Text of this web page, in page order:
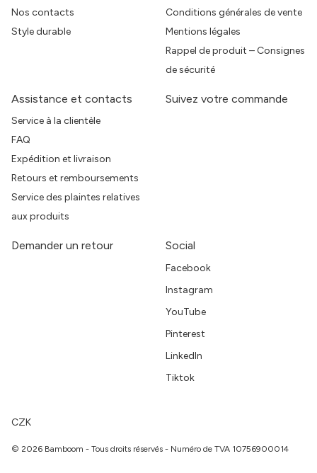
Nos contacts
Style durable
Conditions générales de vente
Mentions légales
Rappel de produit – Consignes
de sécurité
Assistance et contacts
Service à la clientèle
FAQ
Expédition et livraison
Retours et remboursements
Service des plaintes relatives
aux produits
Suivez votre commande
Demander un retour Social
Facebook
Instagram
YouTube
Pinterest
LinkedIn
Tiktok
CZK
© 2026 Bamboom - Tous droits réservés - Numéro de TVA 10756900014